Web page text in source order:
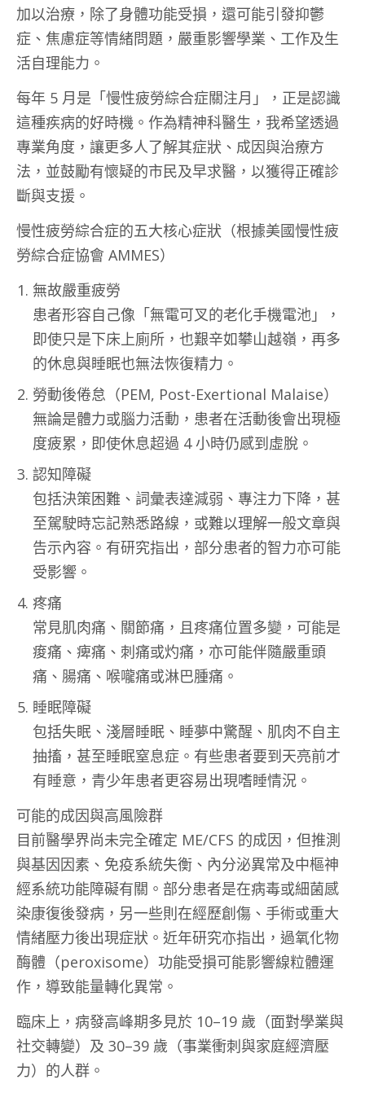
加以治療，除了身體功能受損，還可能引發抑鬱
症、焦慮症等情緒問題，嚴重影響學業、工作及生
活自理能力。
每年 5 月是「慢性疲勞綜合症關注月」，正是認識
這種疾病的好時機。作為精神科醫生，我希望透過
專業角度，讓更多人了解其症狀、成因與治療方
法，並鼓勵有懷疑的市民及早求醫，以獲得正確診
斷與支援。
慢性疲勞綜合症的五大核心症狀（根據美國慢性疲
勞綜合症協會 AMMES）
無故嚴重疲勞
患者形容自己像「無電可叉的老化手機電池」，
即使只是下床上廁所，也艱辛如攀山越嶺，再多
的休息與睡眠也無法恢復精力。
勞動後倦怠（PEM, Post-Exertional Malaise）
無論是體力或腦力活動，患者在活動後會出現極
度疲累，即使休息超過 4 小時仍感到虛脫。
認知障礙
包括決策困難、詞彙表達減弱、專注力下降，甚
至駕駛時忘記熟悉路線，或難以理解一般文章與
告示內容。有研究指出，部分患者的智力亦可能
受影響。
疼痛
常見肌肉痛、關節痛，且疼痛位置多變，可能是
痠痛、痺痛、刺痛或灼痛，亦可能伴隨嚴重頭
痛、腸痛、喉嚨痛或淋巴腫痛。
睡眠障礙
包括失眠、淺層睡眠、睡夢中驚醒、肌肉不自主
抽搐，甚至睡眠窒息症。有些患者要到天亮前才
有睡意，青少年患者更容易出現嗜睡情況。
可能的成因與高風險群
目前醫學界尚未完全確定 ME/CFS 的成因，但推測
與基因因素、免疫系統失衡、內分泌異常及中樞神
經系統功能障礙有關。部分患者是在病毒或細菌感
染康復後發病，另一些則在經歷創傷、手術或重大
情緒壓力後出現症狀。近年研究亦指出，過氧化物
酶體（peroxisome）功能受損可能影響線粒體運
作，導致能量轉化異常。
臨床上，病發高峰期多見於 10–19 歲（面對學業與
社交轉變）及 30–39 歲（事業衝刺與家庭經濟壓
力）的人群。